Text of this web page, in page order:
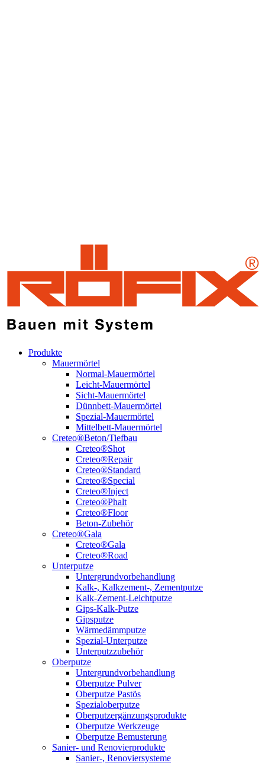
Produkte
Mauermörtel
Normal-Mauermörtel
Leicht-Mauermörtel
Sicht-Mauermörtel
Dünnbett-Mauermörtel
Spezial-Mauermörtel
Mittelbett-Mauermörtel
Creteo®Beton/Tiefbau
Creteo®Shot
Creteo®Repair
Creteo®Standard
Creteo®Special
Creteo®Inject
Creteo®Phalt
Creteo®Floor
Beton-Zubehör
Creteo®Gala
Creteo®Gala
Creteo®Road
Unterputze
Untergrundvorbehandlung
Kalk-, Kalkzement-, Zementputze
Kalk-Zement-Leichtputze
Gips-Kalk-Putze
Gipsputze
Wärmedämmputze
Spezial-Unterputze
Unterputzzubehör
Oberputze
Untergrundvorbehandlung
Oberputze Pulver
Oberputze Pastös
Spezialoberputze
Oberputzergänzungsprodukte
Oberputze Werkzeuge
Oberputze Bemusterung
Sanier- und Renovierprodukte
Sanier-, Renoviersysteme